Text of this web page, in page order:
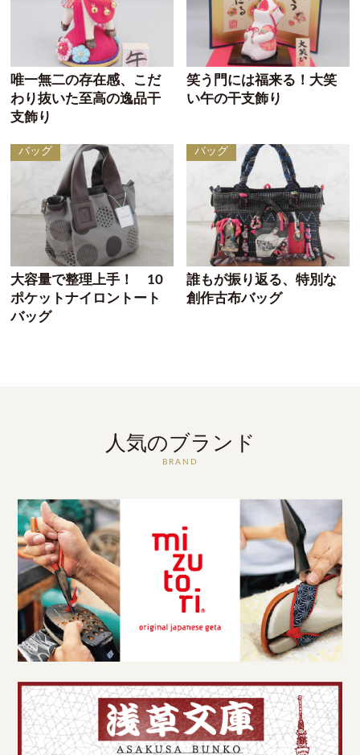
唯一無二の存在感、こだ
わり抜いた至高の逸品干
支飾り
笑う門には福来る！大笑
い午の干支飾り
バッグ
大容量で整理上手！ 10
ポケットナイロントート
バッグ
バッグ
誰もが振り返る、特別な
創作古布バッグ
人気のブランド
BRAND